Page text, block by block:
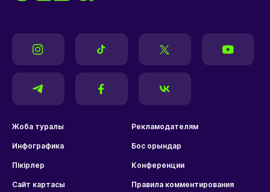
Жоба туралы Рекламодателям
Инфографика Бос орындар
Пікірлер Конференции
Сайт картасы Правила комментирования